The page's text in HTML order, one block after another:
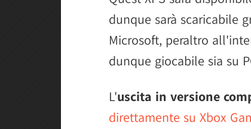
dunque sarà scaricabile
Microsoft, peraltro
dunque giocabile sia su
L'uscita in versione
direttamente su Xbox